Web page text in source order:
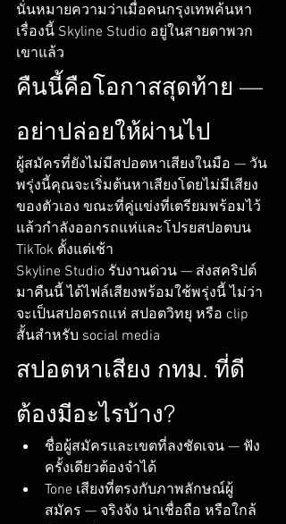
นั่นหมายความว่าเมื่อคนกรุงเทพค้นหา
เรื่องนี้ Skyline Studio อยู่ในสายตาพวก
เขาแล้ว
คืนนี้คือโอกาสสุดท้าย —
อย่าปล่อยให้ผ่านไป
ผู้สมัครที่ยังไม่มีสปอตหาเสียงในมือ — วัน
พรุ่งนี้คุณจะเริ่มต้นหาเสียงโดยไม่มีเสียง
ของตัวเอง ขณะที่คู่แข่งที่เตรียมพร้อมไว้
แล้วกำลังออกรถแห่และโปรยสปอตบน
TikTok ตั้งแต่เช้า
Skyline Studio รับงานด่วน — ส่งสคริปต์
มาคืนนี้ ได้ไฟล์เสียงพร้อมใช้พรุ่งนี้ ไม่ว่า
จะเป็นสปอตรถแห่ สปอตวิทยุ หรือ clip
สั้นสำหรับ social media
สปอตหาเสียง กทม. ที่ดี
ต้องมีอะไรบ้าง?
ชื่อผู้สมัครและเขตที่ลงชัดเจน — ฟัง
ครั้งเดียวต้องจำได้
Tone เสียงที่ตรงกับภาพลักษณ์ผู้
สมัคร — จริงจัง น่าเชื่อถือ หรือใกล้